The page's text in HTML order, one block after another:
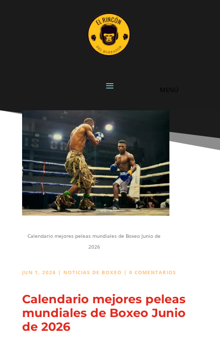
Calendario mejores peleas mundiales de Boxeo Junio de
2026
JUN 1, 2026 | NOTICIAS DE BOXEO | 0 COMENTARIOS
Calendario mejores peleas
mundiales de Boxeo Junio
de 2026